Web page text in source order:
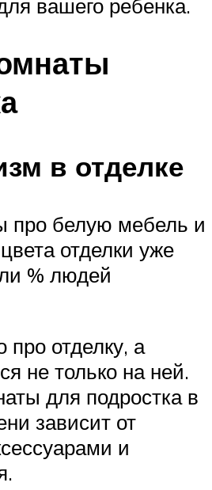
вашего ребенка.
в отделке
про белую мебель и
отделки уже
% людей
про отделку, а
не только на ней.
для подростка в
зависит от
и